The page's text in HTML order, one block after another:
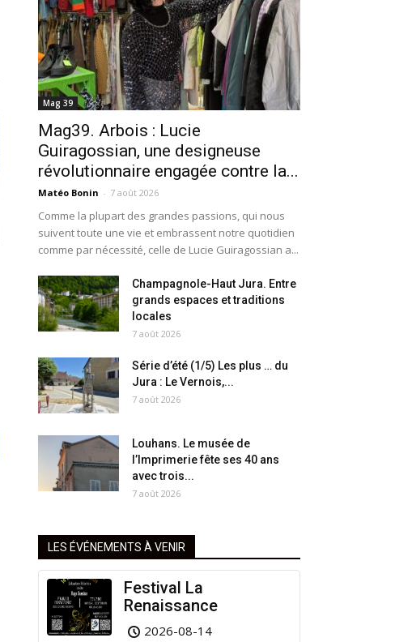
Mag 39
Mag39. Arbois : Lucie
Guiragossian, une designeuse
révolutionnaire engagée contre la...
Matéo Bonin - 7 août 2026
Comme la plupart des grandes passions, qui nous
suivent toute une vie et embrassent notre quotidien
comme par nécessité, celle de Lucie Guiragossian a...
Champagnole-Haut Jura. Entre
grands espaces et traditions
locales
7 août 2026
Série d’été (1/5) Les plus … du
Jura : Le Vernois,...
7 août 2026
Louhans. Le musée de
l’Imprimerie fête ses 40 ans
avec trois...
7 août 2026
LES ÉVÉNEMENTS À VENIR
Festival La
Renaissance
2026-08-14